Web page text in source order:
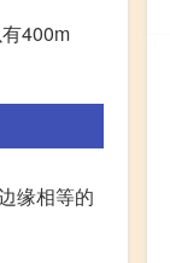
400m
缘相等的